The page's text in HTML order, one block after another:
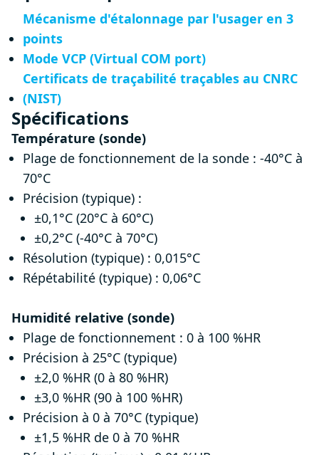
Mécanisme d'étalonnage par l'usager en 3
points
Mode VCP (Virtual COM port)
Certificats de traçabilité traçables au CNRC
(NIST)
Spécifications
Température (sonde)
Plage de fonctionnement de la sonde : -40°C à
70°C
Précision (typique) :
±0,1°C (20°C à 60°C)
±0,2°C (-40°C à 70°C)
Résolution (typique) : 0,015°C
Répétabilité (typique) : 0,06°C
Humidité relative (sonde)
Plage de fonctionnement : 0 à 100 %HR
Précision à 25°C (typique)
±2,0 %HR (0 à 80 %HR)
±3,0 %HR (90 à 100 %HR)
Précision à 0 à 70°C (typique)
±1,5 %HR de 0 à 70 %HR